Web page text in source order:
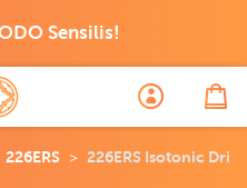
Sensilis!
226ERS 226ERS Isotonic